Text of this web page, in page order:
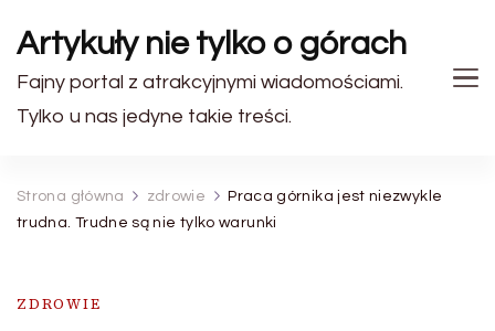
Artykuły nie tylko o górach
Fajny portal z atrakcyjnymi wiadomościami.
Tylko u nas jedyne takie treści.
Strona główna zdrowie
Praca górnika jest niezwykle
trudna. Trudne są nie tylko warunki
ZDROWIE